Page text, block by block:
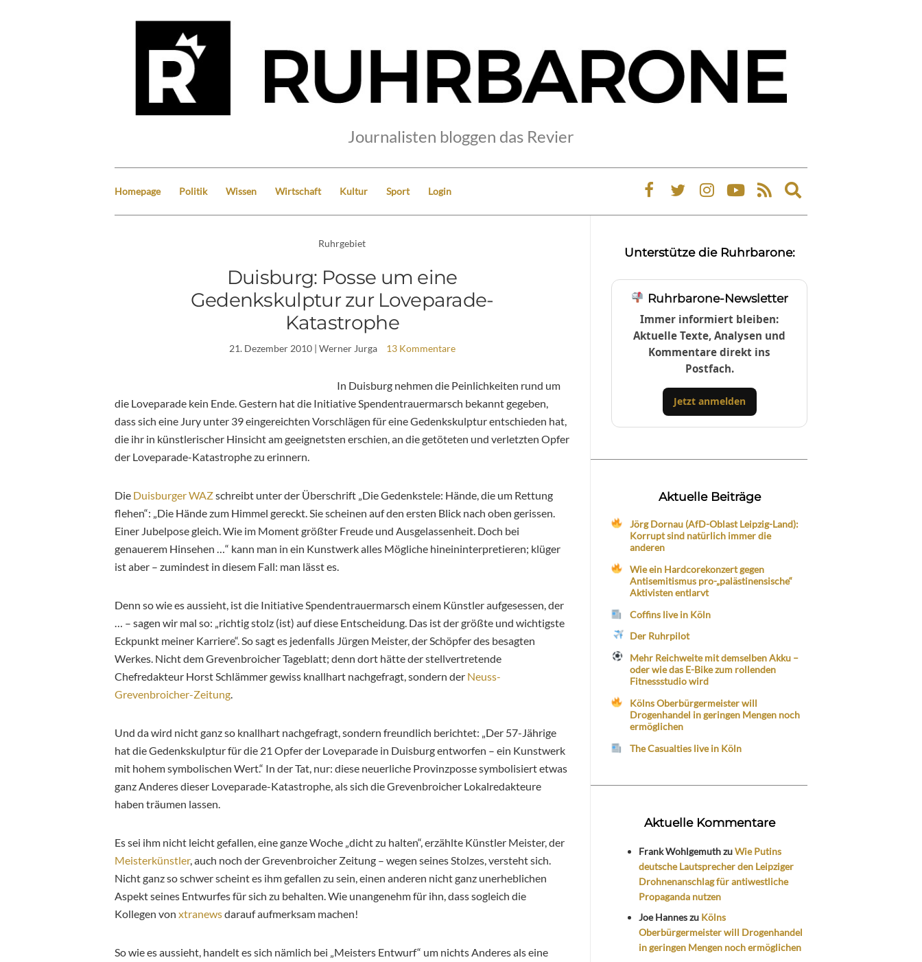
Journalisten bloggen das Revier
Homepage Politik Wissen Wirtschaft Kultur Sport Login
Expand
search
Ruhrgebiet
Duisburg: Posse um eine
Gedenkskulptur zur Loveparade-
Katastrophe
21. Dezember 2010| Werner Jurga 13 Kommentare
In Duisburg nehmen die Peinlichkeiten rund um
die Loveparade kein Ende. Gestern hat die Initiative Spendentrauermarsch bekannt gegeben,
dass sich eine Jury unter 39 eingereichten Vorschlägen für eine Gedenkskulptur entschieden hat,
die ihr in künstlerischer Hinsicht am geeignetsten erschien, an die getöteten und verletzten Opfer
der Loveparade-Katastrophe zu erinnern.
Die Duisburger WAZschreibt unter der Überschrift „Die Gedenkstele: Hände, die um Rettung
flehen“: „Die Hände zum Himmel gereckt. Sie scheinen auf den ersten Blick nach oben gerissen.
Einer Jubelpose gleich. Wie im Moment größter Freude und Ausgelassenheit. Doch bei
genauerem Hinsehen …“ kann man in ein Kunstwerk alles Mögliche hineininterpretieren; klüger
ist aber – zumindest in diesem Fall: man lässt es.
Denn so wie es aussieht, ist die Initiative Spendentrauermarsch einem Künstler aufgesessen, der
… – sagen wir mal so: „richtig stolz (ist) auf diese Entscheidung. Das ist der größte und wichtigste
Eckpunkt meiner Karriere“. So sagt es jedenfalls Jürgen Meister, der Schöpfer des besagten
Werkes. Nicht dem Grevenbroicher Tageblatt; denn dort hätte der stellvertretende
Chefredakteur Horst Schlämmer gewiss knallhart nachgefragt, sondern der Neuss-
Grevenbroicher-Zeitung
Und da wird nicht ganz so knallhart nachgefragt, sondern freundlich berichtet: „Der 57-Jährige
hat die Gedenkskulptur für die 21 Opfer der Loveparade in Duisburg entworfen – ein Kunstwerk
mit hohem symbolischen Wert.“ In der Tat, nur: diese neuerliche Provinzposse symbolisiert etwas
ganz Anderes dieser Loveparade-Katastrophe, als sich die Grevenbroicher Lokalredakteure
haben träumen lassen.
Es sei ihm nicht leicht gefallen, eine ganze Woche „dicht zu halten“, erzählte Künstler Meister, der
Meisterkünstler, auch noch der Grevenbroicher Zeitung – wegen seines Stolzes, versteht sich.
Nicht ganz so schwer scheint es ihm gefallen zu sein, einen anderen nicht ganz unerheblichen
Aspekt seines Entwurfes für sich zu behalten. Wie unangenehm für ihn, dass sogleich die
Kollegen von xtranewsdarauf aufmerksam machen!
So wie es aussieht, handelt es sich nämlich bei „Meisters Entwurf“ um nichts Anderes als eine
Unterstütze die Ruhrbarone:
Ruhrbarone-Newsletter
Immer informiert bleiben:
Aktuelle Texte, Analysen und
Kommentare direkt ins
Postfach.
Jetzt anmelden
Aktuelle Beiträge
Jörg Dornau (AfD-Oblast Leipzig-Land):
Korrupt sind natürlich immer die
anderen
Wie ein Hardcorekonzert gegen
Antisemitismus pro-„palästinensische“
Aktivisten entlarvt
Coffins live in Köln
Der Ruhrpilot
Mehr Reichweite mit demselben Akku –
oder wie das E-Bike zum rollenden
Fitnessstudio wird
Kölns Oberbürgermeister will
Drogenhandel in geringen Mengen noch
ermöglichen
The Casualties live in Köln
Aktuelle Kommentare
Frank WohlgemuthzuWie Putins
deutsche Lautsprecher den Leipziger
Drohnenanschlag für antiwestliche
Propaganda nutzen
Joe Hanneszu Kölns
Oberbürgermeister will Drogenhandel
in geringen Mengen noch ermöglichen